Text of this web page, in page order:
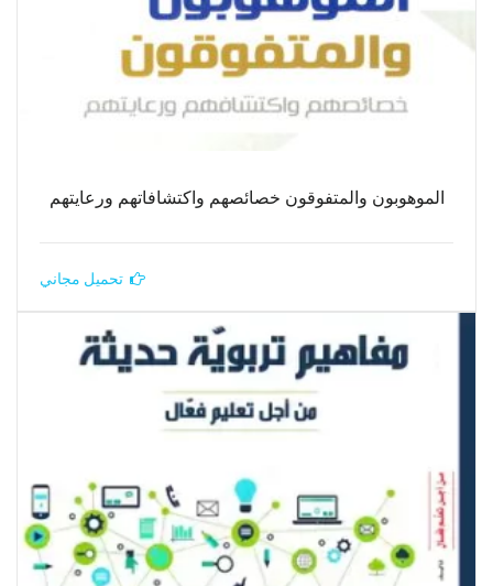
الموهوبون والمتفوقون خصائصهم واكتشافاتهم ورعايتهم
تحميل مجاني